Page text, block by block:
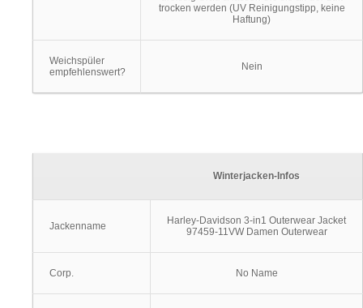
trocken werden (UV Reinigungstipp, keine
Haftung)
Weichspüler
empfehlenswert?
Nein
Winterjacken-Infos
Jackenname
Harley-Davidson 3-in1 Outerwear Jacket
97459-11VW Damen Outerwear
Corp. No Name